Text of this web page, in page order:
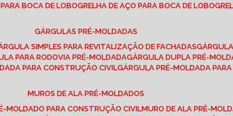
PARA BOCA DE LOBO GRELHA DE AÇO PARA BOCA DE LOBO
GÁRGULAS PRÉ-MOLDADAS
SIMPLES PARA REVITALIZAÇÃO DE FACHADAS
PARA RODOVIA PRÉ-MOLDADA GÁRGULA DUPLA PRÉ-
PARA CONSTRUÇÃO CIVIL GÁRGULA PRÉ-MOLDADA
MUROS DE ALA PRÉ-MOLDADOS
MOLDADO PARA CONSTRUÇÃO CIVIL
MURO DE ALA PRÉ-